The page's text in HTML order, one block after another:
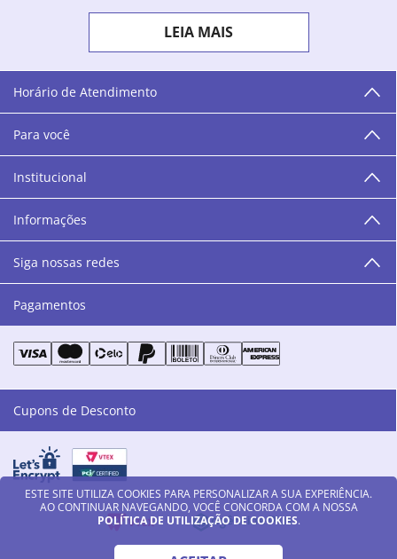
ESTE SITE UTILIZA COOKIES PARA PERSONALIZAR A SUA EXPERIÊNCIA.
AO CONTINUAR NAVEGANDO, VOCÊ CONCORDA COM A NOSSA
POLÍTICA DE UTILIZAÇÃO DE COOKIES.
começou a vender para todo o território brasileiro.
Com uma infinidade de marcas e a filosofia de vender
produtos que vão do popular ao luxo, a Danny
Cosméticos mantém parceria com aproximadamente
300 grandes fornecedores e lançamentos diários na
área de beleza. São 12 centros técnicos que oferecem
programação semanal de cursos e encontros.
“O varejo corre nas nossas veias como nossos valores
humanos, éticos e morais. E que o branco e o azul anil,
as cores da Danny Cosméticos, possam continuar
transmitindo paz e harmonia para todos vocês!”
LEIA MAIS
Horário de Atendimento
Para você
Institucional
Informações
Siga nossas redes
Pagamentos
Cupons de Desconto